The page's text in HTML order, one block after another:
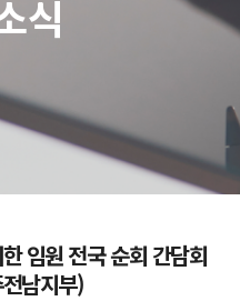
식
임원 전국 순회 간담회
남지부)